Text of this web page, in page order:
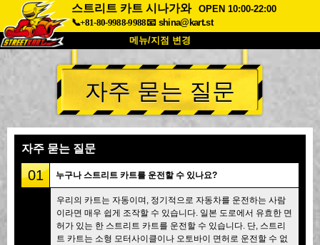
스트리트 카트 시나가와
OPEN 10:00-22:00
📞+81-80-9988-9988📧 shina@kart.st
메뉴/지점 변경
최상단
소개 사양 가격
회사 정보
도쿄 시나가와 #1 도쿄 아키하바라#1
도쿄 아키하바라#2 도쿄 시부야
도쿄 시부야 애넥스 도쿄 베이
자주 묻는 질문
자주 묻는 질문
01 누구나 스트리트 카트를 운전할 수 있나요?
우리의 카트는 자동이며, 정기적으로 자동차를 운전하는 사람
이라면 매우 쉽게 조작할 수 있습니다. 일본 도로에서 유효한 면
허가 있는 한 스트리트 카트를 운전할 수 있습니다. 단, 스트리
트 카트는 소형 모터사이클이나 오토바이 면허로 운전할 수 없